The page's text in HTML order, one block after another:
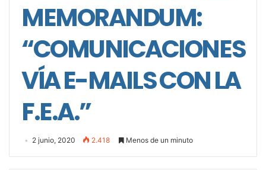
MEMORANDUM:
“COMUNICACIONES
VÍA E-MAILS CON LA
F.E.A.”
2 junio, 2020 2.418 Menos de un minuto